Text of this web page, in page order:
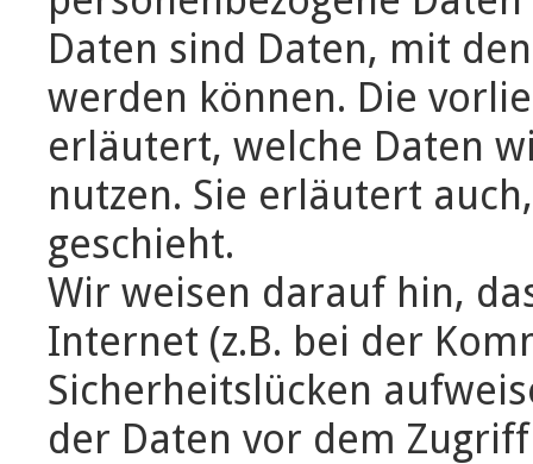
Daten sind Daten, mit
werden können. Die
erläutert, welche Daten
nutzen. Sie erläutert
geschieht.
Wir weisen darauf hin,
Internet (z.B. bei der
Sicherheitslücken
der Daten vor dem